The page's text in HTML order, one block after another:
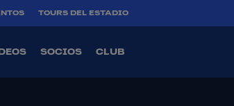
TOURS DEL ESTADIO
SOCIOS CLUB